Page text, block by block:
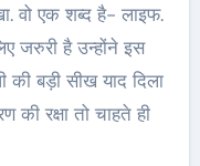
वो एक शब्द है- लाइफ.
जरुरी है उन्होंने इस
की बड़ी सीख याद दिला
की रक्षा तो चाहते ही